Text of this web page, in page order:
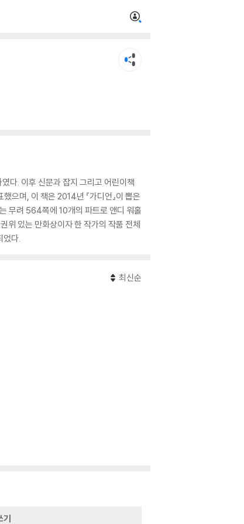
다. 이후 신문과 잡지 그리고 어린이책
으며, 이 책은 2014년 『가디언』이 뽑은
는 무려 564쪽에 10개의 파트로 앤디 워홀
위 있는 만화상이자 한 작가의 작품 전체
었다.
최신순
기